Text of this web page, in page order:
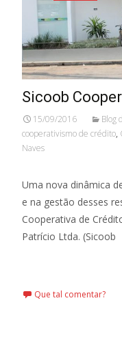
Sicoob
15/09/2016 Blog
cooperativismo de crédito,
Naves
Uma nova dinâmica
e na gestão desses
Cooperativa de
Patrício Ltda. (Sicoob
Que tal comentar?